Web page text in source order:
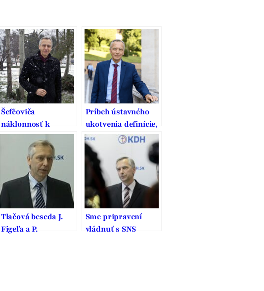
Šefčoviča
náklonnosť k
Smeru vymedzuje,
je to pritom strana
vodcovského typu
Príbeh ústavného
ukotvenia definície,
ochrany a podpory
manželstva na
Slovensku
Tlačová beseda J.
Figeľa a P.
Sme pripravení
vládnuť s SNS